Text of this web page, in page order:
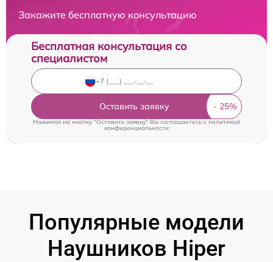
Закажите бесплатную консультацию
Бесплатная консультация со
специалистом
Оставить заявку
Нажимая на кнопку "Оставить заявку" Вы соглашаетесь cполитикой
конфиденциальности
Популярные модели
Наушников Hiper